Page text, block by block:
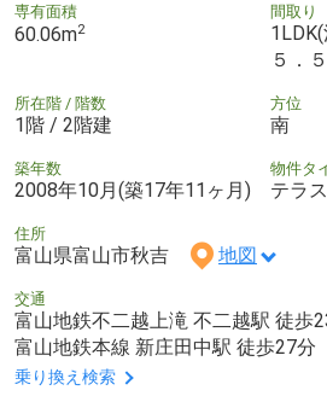
専有面積
60.06m2
間取り
５．
所在階 / 階数
1階 / 2階建
方位
南
築年数
2008年10月(築17年11ヶ月)
物件タ
テラ
住所
富山県富山市秋吉 地図
交通
富山地鉄不二越上滝 不二越駅 徒歩
富山地鉄本線 新庄田中駅 徒歩27分
乗り換え検索